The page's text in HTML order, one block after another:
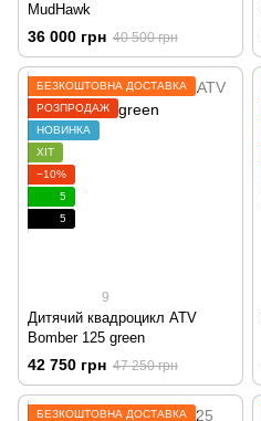
MudHawk
36 000 грн 40 500 грн
БЕЗКОШТОВНА ДОСТАВКА
РОЗПРОДАЖ
НОВИНКА
ХІТ
−10%
5
5
9
Дитячий квадроцикл ATV
Bomber 125 green
42 750 грн 47 250 грн
БЕЗКОШТОВНА ДОСТАВКА